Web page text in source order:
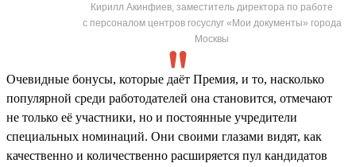
Кирилл Акинфиев, заместитель директора по работе
с персоналом центров госуслуг «Мои документы» города
Москвы
Очевидные бонусы, которые даёт Премия, и то, насколько
популярной среди работодателей она становится, отмечают
не только её участники, но и постоянные учредители
специальных номинаций. Они своими глазами видят, как
качественно и количественно расширяется пул кандидатов